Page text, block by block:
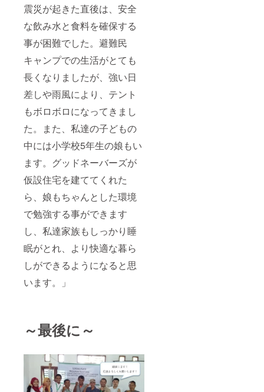
震災が起きた直後は、安全
な飲み水と食料を確保する
事が困難でした。避難民
キャンプでの生活がとても
長くなりましたが、強い日
差しや雨風により、テント
もボロボロになってきまし
た。また、私達の子どもの
中には小学校5年生の娘もい
ます。グッドネーバーズが
仮設住宅を建ててくれた
ら、娘もちゃんとした環境
で勉強する事ができます
し、私達家族もしっかり睡
眠がとれ、より快適な暮ら
しができるようになると思
います。」
～最後に ～